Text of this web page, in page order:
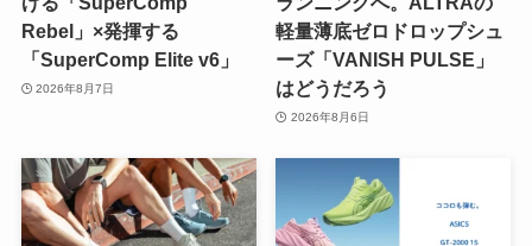
Rebel」×発揮する
「SuperComp Elite v6」
2026年8月7日
軽量薄底ゼロドロップシュ
ーズ「VANISH PULSE」
はどうだろう
2026年8月6日